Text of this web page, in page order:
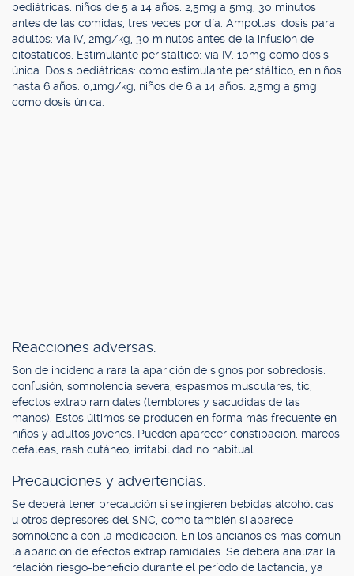
pediátricas: niños de 5 a 14 años: 2,5mg a 5mg, 30 minutos
antes de las comidas, tres veces por día. Ampollas: dosis para
adultos: vía IV, 2mg/kg, 30 minutos antes de la infusión de
citostáticos. Estimulante peristáltico: vía IV, 10mg como dosis
única. Dosis pediátricas: como estimulante peristáltico, en niños
hasta 6 años: 0,1mg/kg; niños de 6 a 14 años: 2,5mg a 5mg
como dosis única.
Reacciones adversas.
Son de incidencia rara la aparición de signos por sobredosis:
confusión, somnolencia severa, espasmos musculares, tic,
efectos extrapiramidales (temblores y sacudidas de las
manos). Estos últimos se producen en forma más frecuente en
niños y adultos jóvenes. Pueden aparecer constipación, mareos,
cefaleas, rash cutáneo, irritabilidad no habitual.
Precauciones y advertencias.
Se deberá tener precaución si se ingieren bebidas alcohólicas
u otros depresores del SNC, como también si aparece
somnolencia con la medicación. En los ancianos es más común
la aparición de efectos extrapiramidales. Se deberá analizar la
relación riesgo-beneficio durante el período de lactancia, ya